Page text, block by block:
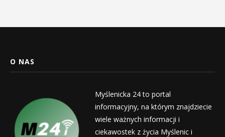
O NAS
Myślenicka 24 to portal
informacyjny, na którym znajdziecie
wiele ważnych informacji i
ciekawostek z życia Myślenic i